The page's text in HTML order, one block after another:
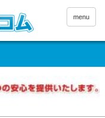
menu